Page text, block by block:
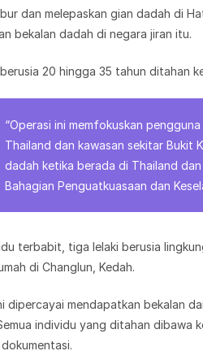
dan melepaskan gian dadah di
bekalan dadah di negara jiran itu.
20 hingga 35 tahun ditahan
“Operasi ini memfokuskan
Thailand dan kawasan sekitar Bukit
dadah ketika berada di Thailand
Bahagian Penguatkuasaan dan
terbabit, tiga lelaki berusia
di Changlun, Kedah.
dipercayai mendapatkan bekalan
individu yang ditahan dibawa